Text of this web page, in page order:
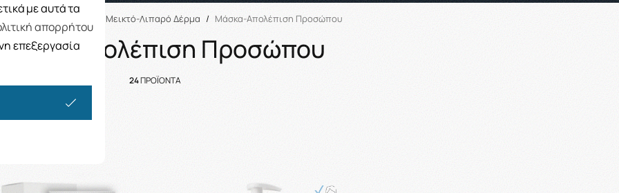
ΔΕΡΜΟΚΑΛΛΥΝΤΙΚΑ Μεικτό-Λιπαρό Δέρμα / Μάσκα-Απολέπιση Προσώπου
Απολέπιση Προσώπου
24ΠΡΟΪΟΝΤΑ
με αυτά τα
απορρήτου
επεξεργασία